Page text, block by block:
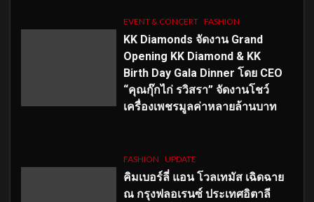
EVENT & CONCERT FASHION
KK Diamonds จัดงาน Grand
Opening KK Diamond & KK
Birth Day Gala Dinner โดย CEO
“คุณกุ๊กไก่ รวิสรา” จัดงานโชว์
เครื่องเพชรมูลค่าหลายล้านบาท
FASHION UPDATE
คิมเบอร์ลี่ แอน โวลเทมัส เฉิดฉาย
ณ กรุงฟลอเรนซ์ ประเทศอิตาลี